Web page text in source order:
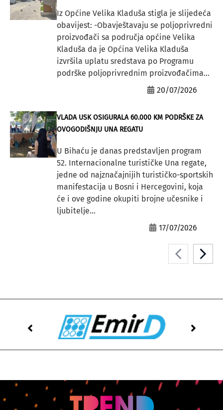
Iz Općine Velika Kladuša stigla je slijedeća
obavijest: -Obavještavaju se poljoprivredni
proizvođači sa područja općine Velika
Kladuša da je Općina Velika Kladuša
izvršila uplatu sredstava po Programu
podrške poljoprivrednim proizvođačima...
20/07/2026
VLADA USK OSIGURALA 60.000 KM PODRŠKE ZA
OVOGODIŠNJU UNA REGATU
U Bihaću je danas predstavljen program
52. Internacionalne turističke Una regate,
jedne od najznačajnijih turističko-sportskih
manifestacija u Bosni i Hercegovini, koja
će i ove godine okupiti brojne učesnike i
ljubitelje...
17/07/2026